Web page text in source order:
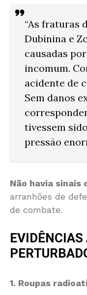
“As fraturas
Dubinina e
causadas
incomum.
acidente de
Sem danos
tivessem
pressão
Não havia sinais
arranhões de
de combate.
1. Roupas